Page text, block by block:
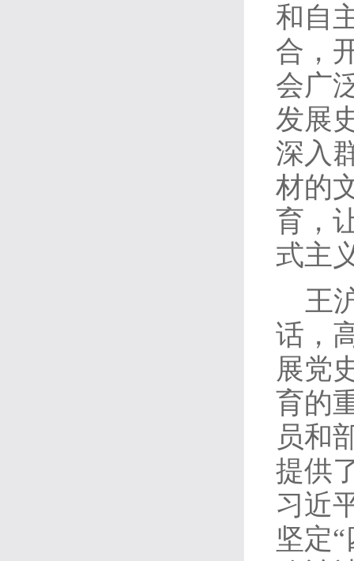
和自
合，
会广
发展
深入
材的
育，
式主
王
话，
展党
育的
员和
提供
习近
坚定